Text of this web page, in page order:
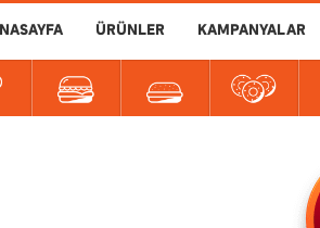
ÜRÜNLER KAMPANYALAR